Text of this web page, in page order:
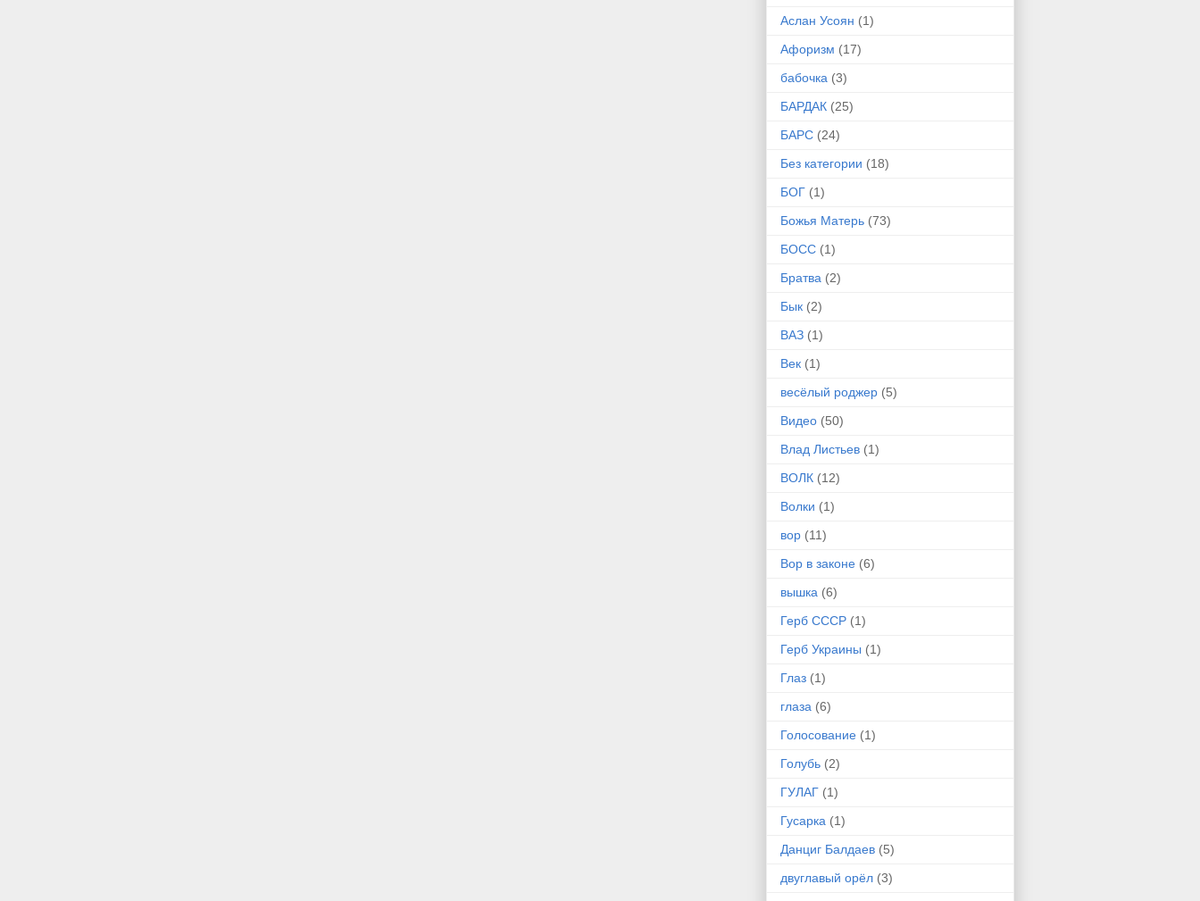
Аслан Усоян (1)
Афоризм (17)
бабочка (3)
БАРДАК (25)
БАРС (24)
Без категории (18)
БОГ (1)
Божья Матерь (73)
БОСС (1)
Братва (2)
Бык (2)
ВАЗ (1)
Век (1)
весёлый роджер (5)
Видео (50)
Влад Листьев (1)
ВОЛК (12)
Волки (1)
вор (11)
Вор в законе (6)
вышка (6)
Герб СССР (1)
Герб Украины (1)
Глаз (1)
глаза (6)
Голосование (1)
Голубь (2)
ГУЛАГ (1)
Гусарка (1)
Данциг Балдаев (5)
двуглавый орёл (3)